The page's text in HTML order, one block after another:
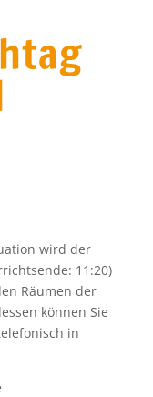
wird der
11:20)
Räumen der
können Sie
in